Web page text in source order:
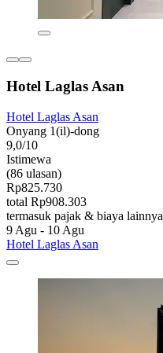
Hotel Laglas Asan
Hotel Laglas Asan
Onyang 1(il)-dong
9,0/10
Istimewa
(86 ulasan)
Rp825.730
total Rp908.303
termasuk pajak & biaya lainnya
9 Agu - 10 Agu
Hotel Laglas Asan